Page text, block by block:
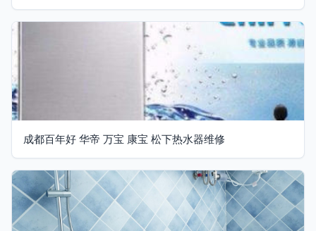
成都百年好 华帝 万宝 康宝 松下热水器维修